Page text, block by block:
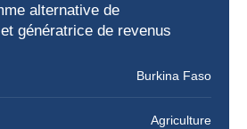
alternative de
génératrice de revenus
Burkina Faso
Agriculture